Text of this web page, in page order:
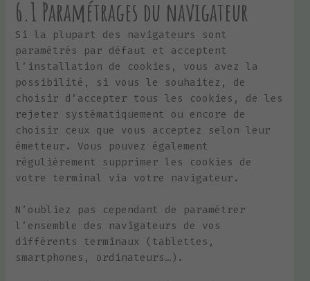
6.1 Paramétrages du navigateur
Si la plupart des navigateurs sont
paramétrés par défaut et acceptent
l’installation de cookies, vous avez la
possibilité, si vous le souhaitez, de
choisir d’accepter tous les cookies, de les
rejeter systématiquement ou encore de
choisir ceux que vous acceptez selon leur
émetteur. Vous pouvez également
régulièrement supprimer les cookies de
votre terminal via votre navigateur.
N’oubliez pas cependant de paramétrer
l’ensemble des navigateurs de vos
différents terminaux (tablettes,
smartphones, ordinateurs…).